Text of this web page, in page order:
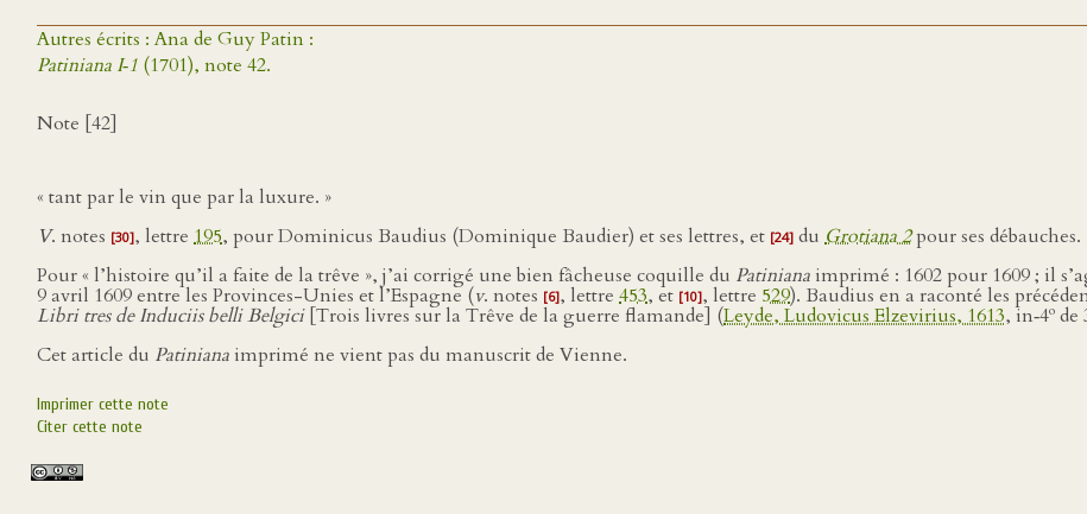
Autres écrits : Ana de Guy Patin :
Patiniana I‑1 (1701), note 42.
Note [42]
« tant par le vin que par la luxure. »
V. notes [30], lettre 195, pour Dominicus Baudius (Dominique Baudier) et ses lettres, et [24] du Grotiana 2pour ses débauches.
Pour « l’histoire qu’il a faite de la trêve », j’ai corrigé une bien fâcheuse coquille du Patiniana imprimé : 1602 pour 1609 ; il
9 avril 1609 entre les Provinces-Unies et l’Espagne (v. notes [6], lettre 453, et [10], lettre 529). Baudius en a raconté les
Libri tres de Induciis belli Belgici[Trois livres sur la Trêve de la guerre flamande] (Leyde, Ludovicus Elzevirius, 1613, in‑4o de
Cet article du Patiniana imprimé ne vient pas du manuscrit de Vienne.
Imprimer cette note
Citer cette note